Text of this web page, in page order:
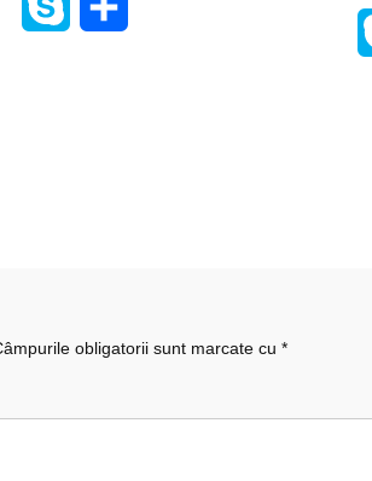
Skype
obligatorii sunt marcate cu *